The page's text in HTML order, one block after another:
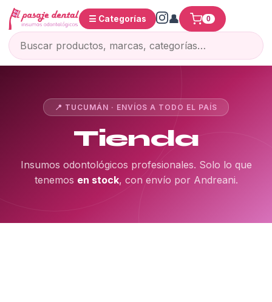
☰ Categorías 0
📍 TUCUMÁN · ENVÍOS A TODO EL PAÍS
Tienda
Insumos odontológicos profesionales. Solo lo que
tenemos en stock, con envío por Andreani.